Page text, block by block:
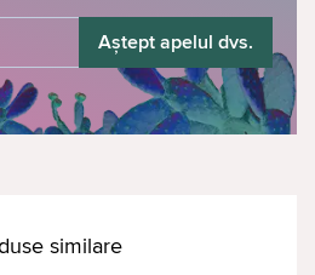
Aștept apelul dvs.
similare